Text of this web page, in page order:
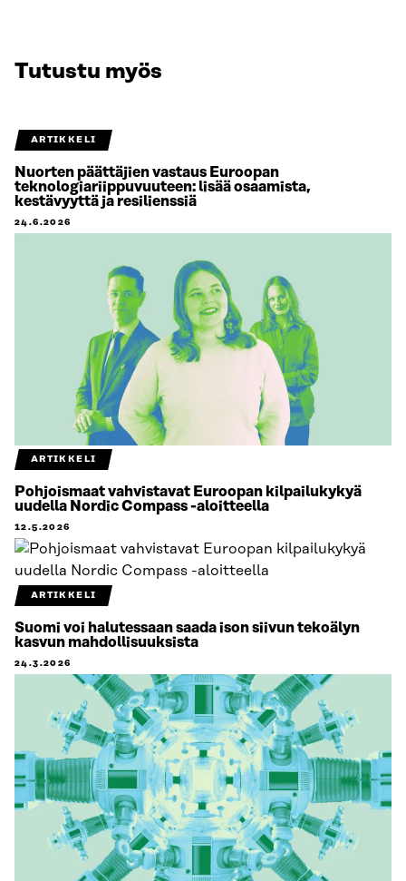
Tutustu myös
ARTIKKELI
Nuorten päättäjien vastaus Euroopan
teknologiariippuvuuteen: lisää osaamista,
kestävyyttä ja resilienssiä
24.6.2026
ARTIKKELI
Pohjoismaat vahvistavat Euroopan kilpailukykyä
uudella Nordic Compass -aloitteella
12.5.2026
ARTIKKELI
Suomi voi halutessaan saada ison siivun tekoälyn
kasvun mahdollisuuksista
24.3.2026